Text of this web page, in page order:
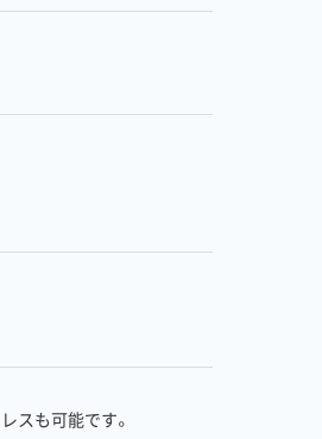
スも可能です。